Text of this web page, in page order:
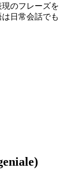
のフレーズを
日常会話でも